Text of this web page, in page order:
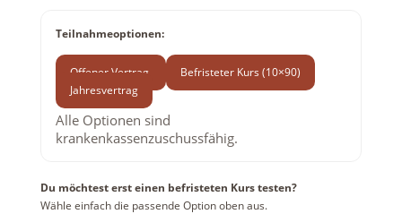
Teilnahmeoptionen:
Offener Vertrag
Befristeter Kurs (10×90)
Jahresvertrag
Alle Optionen sind
krankenkassenzuschussfähig.
Du möchtest erst einen befristeten Kurs testen?
Wähle einfach die passende Option oben aus.